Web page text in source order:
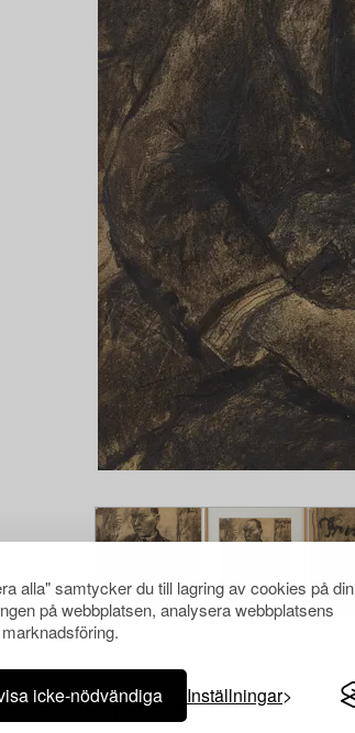
alla" samtycker du till lagring av cookies på din
på webbplatsen, analysera webbplatsens
icke-nödvändiga Inställningar
har även tittat på